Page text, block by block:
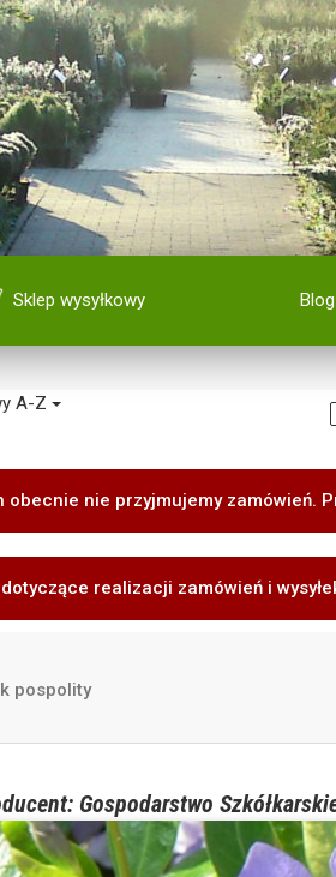
Sklep wysyłkowy Blog
A-Z
nie przyjmujemy zamówień.
realizacji zamówień i
pospolity
Gospodarstwo